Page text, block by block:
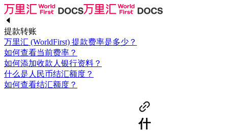
提款转账
万里汇 (WorldFirst) 提款费率是多少？
如何查看当前费率？
如何添加收款人银行资料？
什么是人民币结汇额度？
如何查看结汇额度？
什